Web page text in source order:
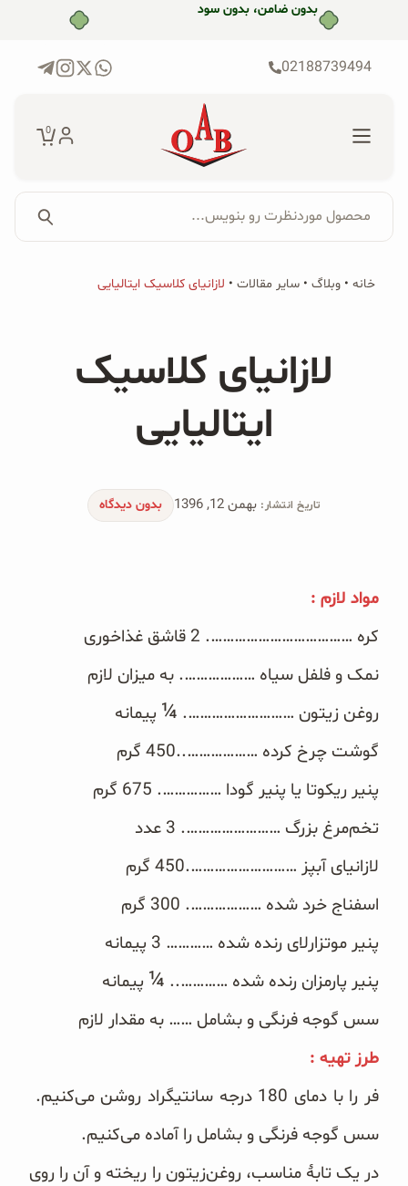
بدون ضامن، بدون سود
02188739494
0
برای:
جستجو...
پکیج‌ها
محصولات ارگانیک
محصولات جو دوسر
شیرین کننده های طبیعی
کینوا
ترشی و شور
رایس کیک
غلات و دانه‌های سالم
صبحانه و میان وعده
پک سلامتی OAB
کتاب‌های OAB
وبلاگ
محصول موردنظرت رو بنویس...
خانه • وبلاگ • سایر مقالات • لازانیای کلاسیک ایتالیایی
لازانیای کلاسیک
ایتالیایی
تاریخ انتشار: بهمن 12, 1396 بدون دیدگاه
مواد لازم :‏
کره ……………………………….‏ 2 قاشق غذاخوری
نمک و فلفل سیاه ………………. به میزان لازم
روغن زیتون ……………………….‏ ¼ پیمانه
گوشت چرخ کرده ………………..‏450 گرم
پنیر ریکوتا یا پنیر گودا …………….‏ 675 گرم
تخم‌مرغ بزرگ …………………….‏ 3 عدد
لازانیا‌ی آبپز ……………………….‏450 گرم
اسفناج خرد شده ………………. ‏300 گرم
پنیر موتزارلای رنده شده ………… 3 پیمانه
پنیر پارمزان رنده شده ………….. ‏ ¼ پیمانه
سس گوجه فرنگی و ‏بشامل …… به مقدار لازم
طرز تهیه ‏‎:‎
‎فر را با دمای 180 درجه سانتیگراد روشن می‌کنیم.
سس گوجه فرنگی و بشامل را آماده می‌کنیم‎.‎
را ریخته و آن را روی